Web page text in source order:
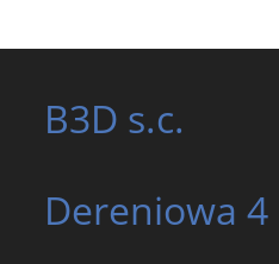
B3D s.c.
Dereniowa 4